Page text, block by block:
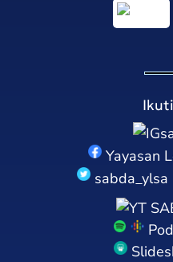
Yayasan
sabda_ylsa